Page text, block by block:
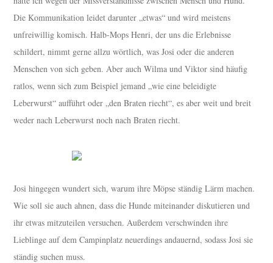
Die Kommunikation leidet darunter „etwas“ und wird meistens
unfreiwillig komisch. Halb-Mops Henri, der uns die Erlebnisse
schildert, nimmt gerne allzu wörtlich, was Josi oder die anderen
Menschen von sich geben. Aber auch Wilma und Viktor sind häufig
ratlos, wenn sich zum Beispiel jemand „wie eine beleidigte
Leberwurst“ aufführt oder „den Braten riecht“, es aber weit und breit
weder nach Leberwurst noch nach Braten riecht.
Josi hingegen wundert sich, warum ihre Möpse ständig Lärm machen.
Wie soll sie auch ahnen, dass die Hunde miteinander diskutieren und
ihr etwas mitzuteilen versuchen. Außerdem verschwinden ihre
Lieblinge auf dem Campinplatz neuerdings andauernd, sodass Josi sie
ständig suchen muss.